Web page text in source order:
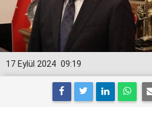
09:19
17 Eylül 2024